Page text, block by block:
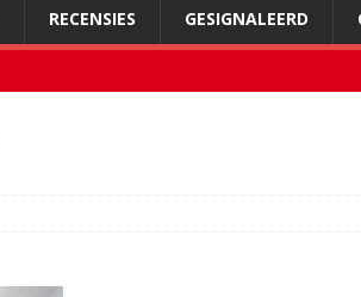
RECENSIES GESIGNALEERD